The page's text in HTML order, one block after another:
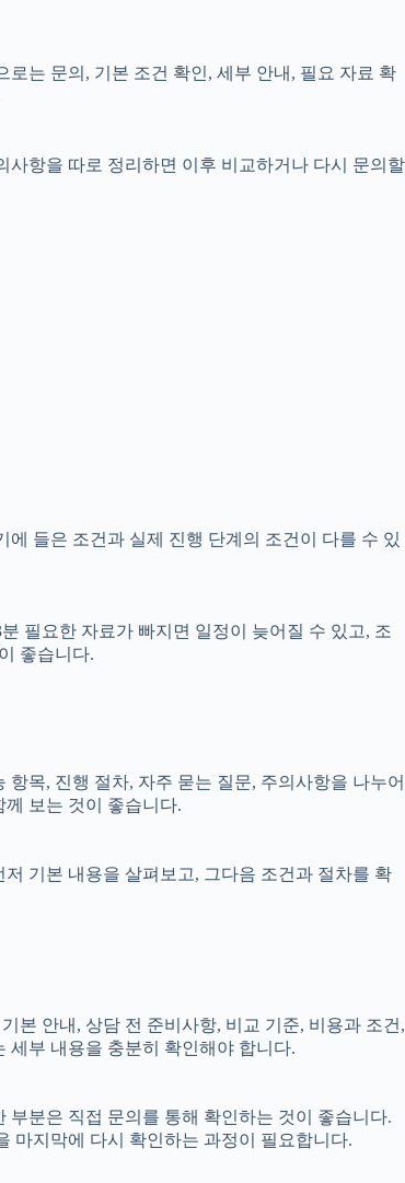
는 문의, 기본 조건 확인, 세부 안내, 필요 자료 확
사항을 따로 정리하면 이후 비교하거나 다시 문의할
들은 조건과 실제 진행 단계의 조건이 다를 수 있
필요한 자료가 빠지면 일정이 늦어질 수 있고, 조
좋습니다.
항목, 진행 절차, 자주 묻는 질문, 주의사항을 나누어
보는 것이 좋습니다.
기본 내용을 살펴보고, 그다음 조건과 절차를 확
본 안내, 상담 전 준비사항, 비교 기준, 비용과 조건,
세부 내용을 충분히 확인해야 합니다.
부분은 직접 문의를 통해 확인하는 것이 좋습니다.
마지막에 다시 확인하는 과정이 필요합니다.